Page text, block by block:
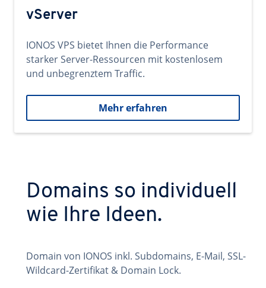
vServer
IONOS VPS bietet Ihnen die Performance
starker Server-Ressourcen mit kostenlosem
und unbegrenztem Traffic.
Mehr erfahren
Domains so individuell
wie Ihre Ideen.
Domain von IONOS inkl. Subdomains, E-Mail, SSL-
Wildcard-Zertifikat & Domain Lock.